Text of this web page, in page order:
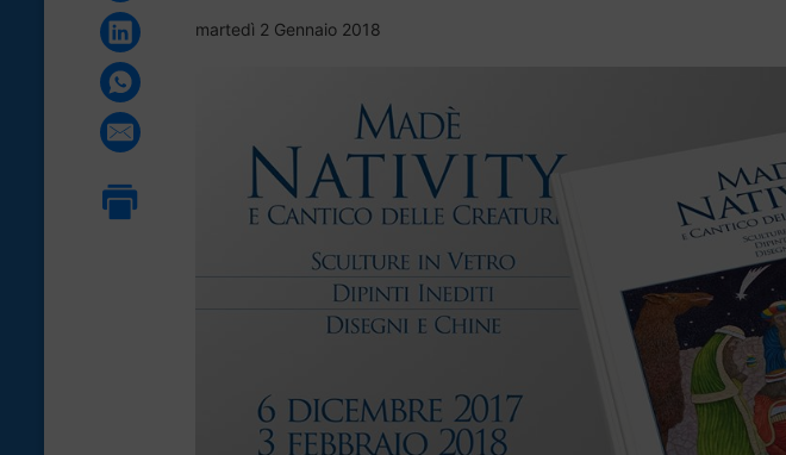
martedì 2 Gennaio 2018